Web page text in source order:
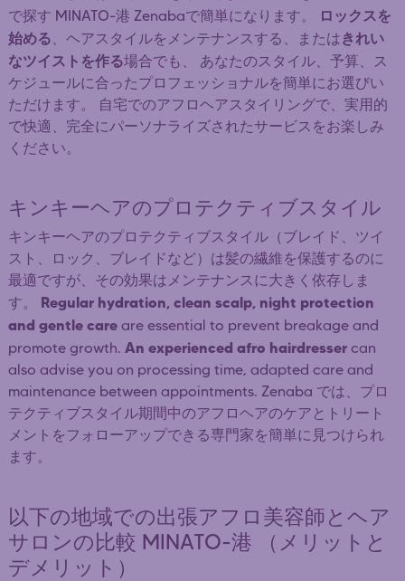
で探す MINATO-港 Zenabaで簡単になります。
ロックスを
始める、ヘアスタイルをメンテナンスする、または きれい
なツイストを作る場合でも、 あなたのスタイル、予算、ス
ケジュールに合ったプロフェッショナルを簡単にお選びい
ただけます。 自宅でのアフロヘアスタイリングで、実用的
で快適、完全にパーソナライズされたサービスをお楽しみ
ください。
キンキーヘアのプロテクティブスタイル
キンキーヘアのプロテクティブスタイル（ブレイド、ツイ
スト、ロック、ブレイドなど）は髪の繊維を保護するのに
最適ですが、その効果はメンテナンスに大きく依存しま
す。 Regular hydration, clean scalp, night protection
and gentle care are essential to prevent breakage and
promote growth. An experienced afro hairdresser can
also advise you on processing time, adapted care and
maintenance between appointments. Zenaba では、プロ
テクティブスタイル期間中のアフロヘアのケアとトリート
メントをフォローアップできる専門家を簡単に見つけられ
ます。
以下の地域での出張アフロ美容師とヘア
サロンの比較 MINATO-港 （メリットと
デメリット）